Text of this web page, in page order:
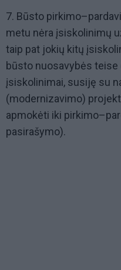
7. Būsto
metu nėra įsiskolinimų
taip pat jokių kitų
būsto nuosavybės
įsiskolinimai, susiję su
(modernizavimo)
apmokėti iki
pasirašymo).